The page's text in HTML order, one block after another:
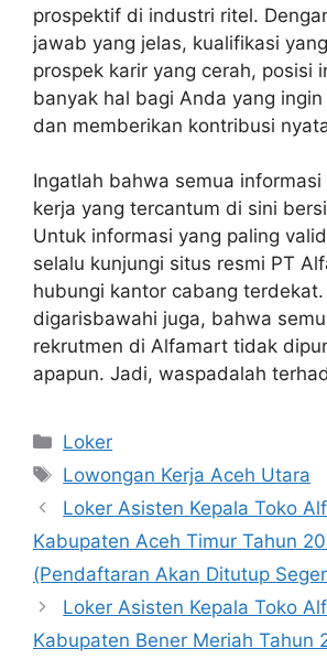
prospektif di industri ritel.
jawab yang jelas, kualifikasi
prospek karir yang cerah, posisi
banyak hal bagi Anda yang
dan memberikan kontribusi
Ingatlah bahwa semua informasi
kerja yang tercantum di sini
Untuk informasi yang paling
selalu kunjungi situs resmi PT
hubungi kantor cabang terdekat.
digarisbawahi juga, bahwa
rekrutmen di Alfamart tidak
apapun. Jadi, waspadalah
Kategori
Loker
Tag
Lowongan Kerja Aceh Utara
Loker Asisten Kepala Toko
Kabupaten Aceh Timur Tahun
(Pendaftaran Akan Ditutup
Loker Asisten Kepala Toko
Kabupaten Bener Meriah Tahun